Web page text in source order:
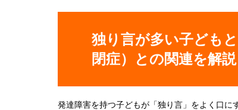
独り言が多い子ども
閉症）との関連を解説
発達障害を持つ子どもが「独り言」をよく口に